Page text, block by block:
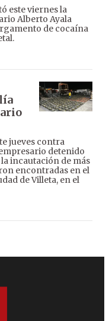
este viernes la
Alberto Ayala
de cocaína
jueves contra
detenido
incautación de más
encontradas en el
de Villeta, en el